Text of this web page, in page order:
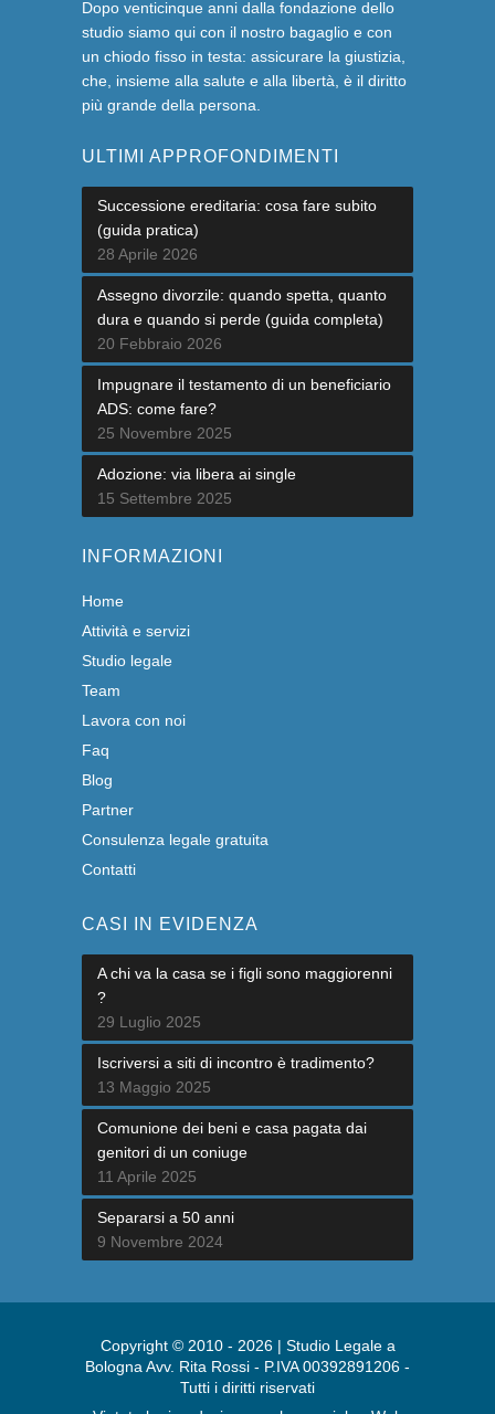
Dopo venticinque anni dalla fondazione dello
studio siamo qui con il nostro bagaglio e con
un chiodo fisso in testa: assicurare la giustizia,
che, insieme alla salute e alla libertà, è il diritto
più grande della persona.
ULTIMI APPROFONDIMENTI
Successione ereditaria: cosa fare subito
(guida pratica)
28 Aprile 2026
Assegno divorzile: quando spetta, quanto
dura e quando si perde (guida completa)
20 Febbraio 2026
Impugnare il testamento di un beneficiario
ADS: come fare?
25 Novembre 2025
Adozione: via libera ai single
15 Settembre 2025
INFORMAZIONI
Home
Attività e servizi
Studio legale
Team
Lavora con noi
Faq
Blog
Partner
Consulenza legale gratuita
Contatti
CASI IN EVIDENZA
A chi va la casa se i figli sono maggiorenni
?
29 Luglio 2025
Iscriversi a siti di incontro è tradimento?
13 Maggio 2025
Comunione dei beni e casa pagata dai
genitori di un coniuge
11 Aprile 2025
Separarsi a 50 anni
9 Novembre 2024
Copyright © 2010 - 2026 | Studio Legale a
Bologna Avv. Rita Rossi - P.IVA 00392891206 -
Tutti i diritti riservati